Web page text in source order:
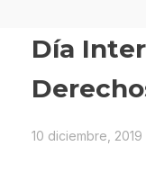
Día
10 diciembre, 2019